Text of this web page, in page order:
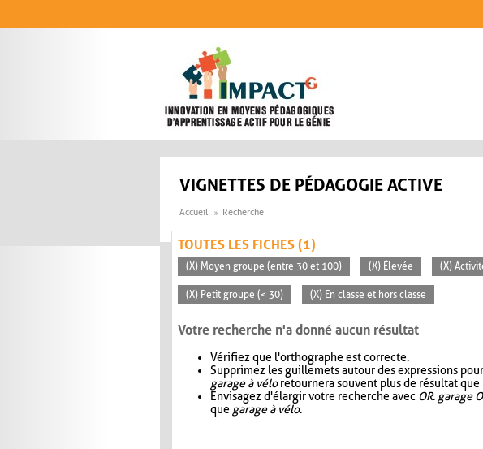
VIGNETTES DE PÉDAGOGIE ACTIVE
Accueil Recherche
TOUTES LES FICHES (1)
(X) Moyen groupe (entre 30 et 100) (X) Élevée (X)
(X) Petit groupe (< 30) (X) En classe et hors classe
Votre recherche n'a donné aucun résultat
Vérifiez que l'orthographe est correcte.
Supprimez les guillemets autour des expressions
garage à véloretournera souvent plus de résultat que
Envisagez d'élargir votre recherche avec OR. garage
que garage à vélo.